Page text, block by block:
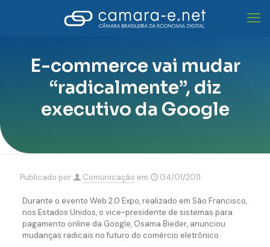
E-commerce vai mudar
“radicalmente”, diz
executivo da Google
Publicado por Comunicação em 04/01/2011
Durante o evento Web 2.0 Expo, realizado em São Francisco,
nos Estados Unidos, o vice-presidente de sistemas para
pagamento online da Google, Osama Bieder, anunciou
mudanças radicais no futuro do comércio eletrônico.